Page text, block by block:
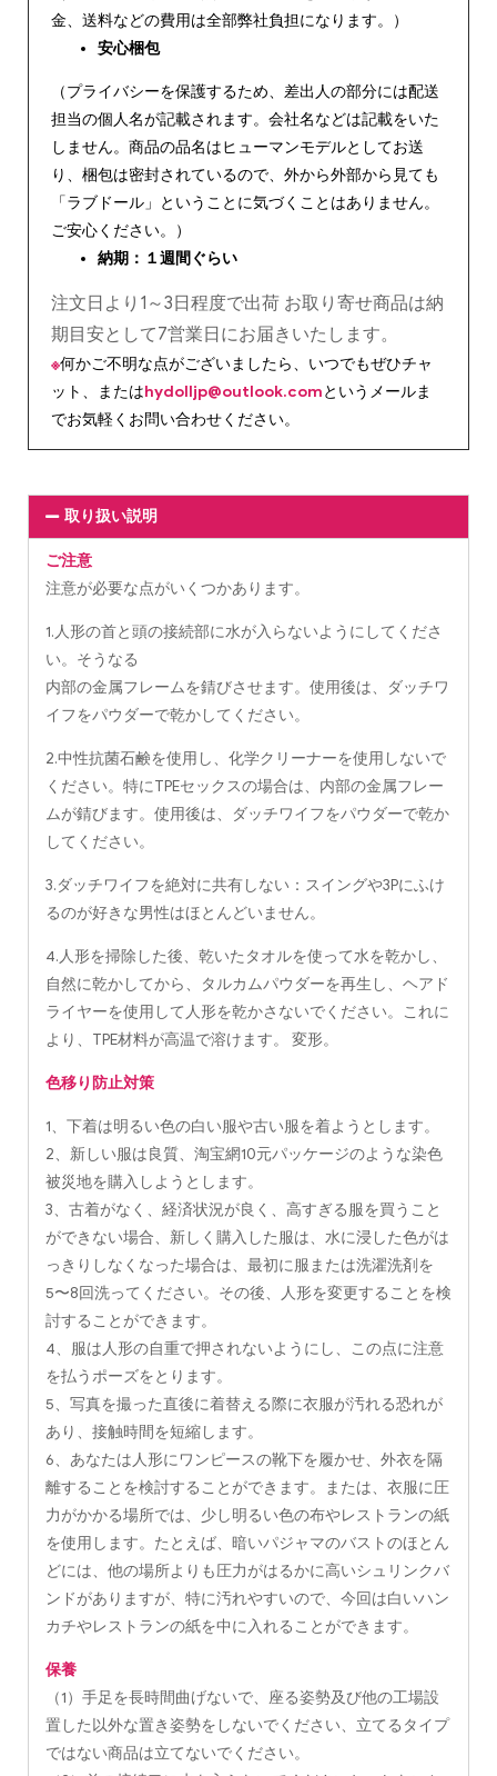
金、送料などの費用は全部弊社負担になります。）
安心梱包
（プライバシーを保護するため、差出人の部分には配送
担当の個人名が記載されます。会社名などは記載をいた
しません。商品の品名はヒューマンモデルとしてお送
り、梱包は密封されているので、外から外部から見ても
「ラブドール」ということに気づくことはありません。
ご安心ください。）
納期：１週間ぐらい
注文日より1～3日程度で出荷 お取り寄せ商品は納
期目安として7営業日にお届きいたします。
※何かご不明な点がございましたら、いつでもぜひチャ
ット、またはhydolljp@outlook.comというメールま
でお気軽くお問い合わせください。
取り扱い説明
ご注意
注意が必要な点がいくつかあります。
1.人形の首と頭の接続部に水が入らないようにしてくださ
い。そうなる
内部の金属フレームを錆びさせます。使用後は、ダッチワ
イフをパウダーで乾かしてください。
2.中性抗菌石鹸を使用し、化学クリーナーを使用しないで
ください。特にTPEセックスの場合は、内部の金属フレー
ムが錆びます。使用後は、ダッチワイフをパウダーで乾か
してください。
3.ダッチワイフを絶対に共有しない：スイングや3Pにふけ
るのが好きな男性はほとんどいません。
4.人形を掃除した後、乾いたタオルを使って水を乾かし、
自然に乾かしてから、タルカムパウダーを再生し、ヘアド
ライヤーを使用して人形を乾かさないでください。これに
より、TPE材料が高温で溶けます。 変形。
色移り防止対策
1、下着は明るい色の白い服や古い服を着ようとします。
2、新しい服は良質、淘宝網10元パッケージのような染色
被災地を購入しようとします。
3、古着がなく、経済状況が良く、高すぎる服を買うこと
ができない場合、新しく購入した服は、水に浸した色がは
っきりしなくなった場合は、最初に服または洗濯洗剤を
5〜8回洗ってください。その後、人形を変更することを検
討することができます。
4、服は人形の自重で押されないようにし、この点に注意
を払うポーズをとります。
5、写真を撮った直後に着替える際に衣服が汚れる恐れが
あり、接触時間を短縮します。
6、あなたは人形にワンピースの靴下を履かせ、外衣を隔
離することを検討することができます。または、衣服に圧
力がかかる場所では、少し明るい色の布やレストランの紙
を使用します。たとえば、暗いパジャマのバストのほとん
どには、他の場所よりも圧力がはるかに高いシュリンクバ
ンドがありますが、特に汚れやすいので、今回は白いハン
カチやレストランの紙を中に入れることができます。
保養
（1）手足を長時間曲げないで、座る姿勢及び他の工場設
置した以外な置き姿勢をしないでください、立てるタイプ
ではない商品は立てないでください。